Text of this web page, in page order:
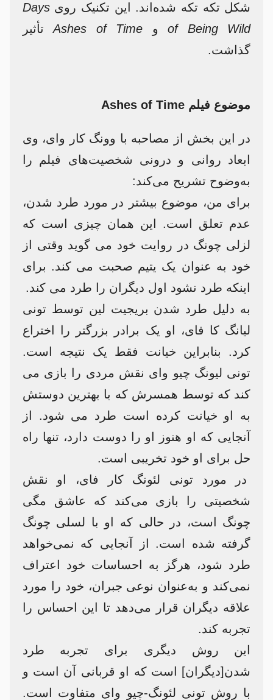
شکل تکه تکه شده‌اند. این تکنیک رویDays
of Being Wildو Ashes of Timeتأثیر
گذاشت.
موضوع فیلم Ashes of Time
در این بخش از مصاحبه با وونگ کار وای، وی
ابعاد روانی و درونی شخصیت‌های فیلم را
به‌وضوح تشریح می‌کند:
برای من، موضوع بیشتر در مورد طرد شدن،
عدم تعلق است. این همان چیزی است که
لزلی چونگ در روایت خود می گوید وقتی از
خود به عنوان یک یتیم صحبت می کند. برای
اینکه طرد نشود اول دیگران را طرد می کند.
به دلیل طرد شدن بریجیت لین توسط تونی
لیانگ کا فای، او یک برادر بزرگتر را اختراع
کرد. بنابراین خیانت فقط یک نتیجه است.
تونی لیونگ چیو وای نقش مردی را بازی می
کند که توسط همسرش که با بهترین دوستش
به او خیانت کرده است طرد می شود. از
آنجایی که او هنوز او را دوست دارد، تنها راه
حل برای او خود تخریبی است.
در مورد تونی لئونگ کار فای، او نقش
شخصیتی را بازی می‌کند که عاشق مگی
چونگ است، در حالی که او با لسلی چونگ
گرفته شده است. از آنجایی که نمی‌خواهد
طرد شود، هرگز به احساسات خود اعتراف
نمی‌کند و به‌عنوان نوعی جبران، خود را مورد
علاقه دیگران قرار می‌دهد تا این احساس را
تجربه کند.
این روش دیگری برای تجربه طرد
شدن[دیگران] است که او قربانی آن است و
با روش تونی لئونگ-چیو وای متفاوت است.